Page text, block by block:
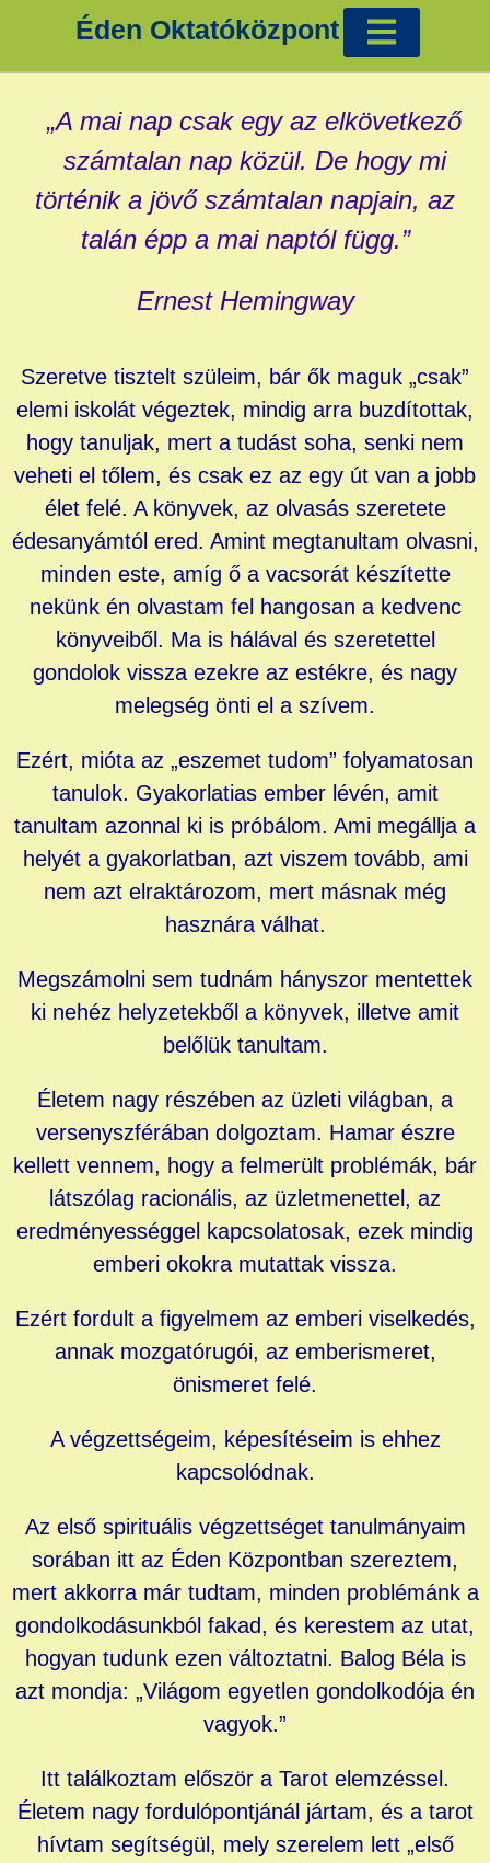
Éden Oktatóközpont
„A mai nap csak egy az elkövetkező
számtalan nap közül. De hogy mi
történik a jövő számtalan napjain, az
talán épp a mai naptól függ.”
Ernest Hemingway
Szeretve tisztelt szüleim, bár ők maguk „csak”
elemi iskolát végeztek, mindig arra buzdítottak,
hogy tanuljak, mert a tudást soha, senki nem
veheti el tőlem, és csak ez az egy út van a jobb
élet felé. A könyvek, az olvasás szeretete
édesanyámtól ered. Amint megtanultam olvasni,
minden este, amíg ő a vacsorát készítette
nekünk én olvastam fel hangosan a kedvenc
könyveiből. Ma is hálával és szeretettel
gondolok vissza ezekre az estékre, és nagy
melegség önti el a szívem.
Ezért, mióta az „eszemet tudom” folyamatosan
tanulok. Gyakorlatias ember lévén, amit
tanultam azonnal ki is próbálom. Ami megállja a
helyét a gyakorlatban, azt viszem tovább, ami
nem azt elraktározom, mert másnak még
hasznára válhat.
Megszámolni sem tudnám hányszor mentettek
ki nehéz helyzetekből a könyvek, illetve amit
belőlük tanultam.
Életem nagy részében az üzleti világban, a
versenyszférában dolgoztam. Hamar észre
kellett vennem, hogy a felmerült problémák, bár
látszólag racionális, az üzletmenettel, az
eredményességgel kapcsolatosak, ezek mindig
emberi okokra mutattak vissza.
Ezért fordult a figyelmem az emberi viselkedés,
annak mozgatórugói, az emberismeret,
önismeret felé.
A végzettségeim, képesítéseim is ehhez
kapcsolódnak.
Az első spirituális végzettséget tanulmányaim
sorában itt az Éden Központban szereztem,
mert akkorra már tudtam, minden problémánk a
gondolkodásunkból fakad, és kerestem az utat,
hogyan tudunk ezen változtatni. Balog Béla is
azt mondja: „Világom egyetlen gondolkodója én
vagyok.”
Itt találkoztam először a Tarot elemzéssel.
Életem nagy fordulópontjánál jártam, és a tarot
hívtam segítségül, mely szerelem lett „első